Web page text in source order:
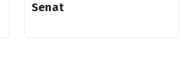
Senat